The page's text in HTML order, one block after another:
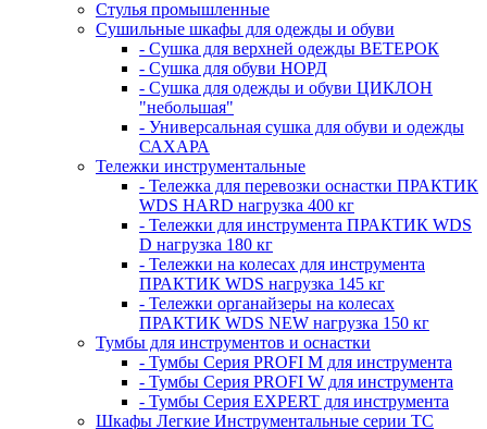
Стулья промышленные
Сушильные шкафы для одежды и обуви
- Сушка для верхней одежды ВЕТЕРОК
- Сушка для обуви НОРД
- Сушка для одежды и обуви ЦИКЛОН
"небольшая"
- Универсальная сушка для обуви и одежды
САХАРА
Тележки инструментальные
- Тележка для перевозки оснастки ПРАКТИК
WDS HARD нагрузка 400 кг
- Тележки для инструмента ПРАКТИК WDS
D нагрузка 180 кг
- Тележки на колесах для инструмента
ПРАКТИК WDS нагрузка 145 кг
- Тележки органайзеры на колесах
ПРАКТИК WDS NEW нагрузка 150 кг
Тумбы для инструментов и оснастки
- Тумбы Серия PROFI M для инструмента
- Тумбы Серия PROFI W для инструмента
- Тумбы Серия EXPERT для инструмента
Шкафы Легкие Инструментальные серии ТС